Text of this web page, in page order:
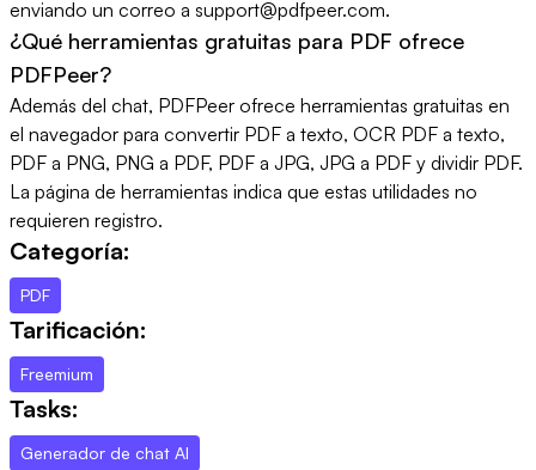
enviando un correo a support@pdfpeer.com.
¿Qué herramientas gratuitas para PDF ofrece
PDFPeer?
Además del chat, PDFPeer ofrece herramientas gratuitas en
el navegador para convertir PDF a texto, OCR PDF a texto,
PDF a PNG, PNG a PDF, PDF a JPG, JPG a PDF y dividir PDF.
La página de herramientas indica que estas utilidades no
requieren registro.
Categoría:
PDF
Tarificación:
Freemium
Tasks:
Generador de chat AI